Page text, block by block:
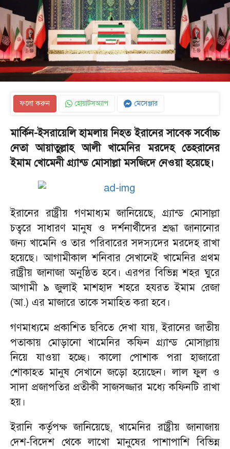
ফলো করুন হোয়াটসঅ্যাপ মেসেঞ্জার
মার্কিন-ইসরায়েলি হামলায় নিহত ইরানের সাবেক সর্বোচ্চ
নেতা আয়াতুল্লাহ আলী খামেনির মরদেহ তেহরানের
ইমাম খোমেনী গ্র্যান্ড মোসাল্লা মসজিদে নেওয়া হয়েছে।
ইরানের রাষ্ট্রীয় গণমাধ্যম জানিয়েছে, গ্র্যান্ড মোসাল্লা
চত্বরে সাধারণ মানুষ ও দর্শনার্থীদের শ্রদ্ধা জানানোর
জন্য খামেনি ও তার পরিবারের সদস্যদের মরদেহ রাখা
হয়েছে। আগামীকাল শনিবার সেখানেই খামেনির প্রথম
রাষ্ট্রীয় জানাজা অনুষ্ঠিত হবে। এরপর বিভিন্ন শহর ঘুরে
আগামী ৯ জুলাই মাশহাদ শহরে হযরত ইমাম রেজা
(আ.) এর মাজারে তাকে সমাহিত করা হবে।
গণমাধ্যমে প্রকাশিত ছবিতে দেখা যায়, ইরানের জাতীয়
পতাকায় মোড়ানো খামেনির কফিন গ্র্যান্ড মোসাল্লায়
নিয়ে যাওয়া হচ্ছে। কালো পোশাক পরা হাজারো
শোকাহত মানুষ সেখানে জড়ো হয়েছেন। লাল ফুল ও
সাদা প্রজাপতির প্রতীকী সাজসজ্জার মধ্যে কফিনটি রাখা
হয়।
ইরানি কর্তৃপক্ষ জানিয়েছে, খামেনির রাষ্ট্রীয় জানাজায়
দেশ-বিদেশ থেকে লাখো মানুষের পাশাপাশি বিভিন্ন